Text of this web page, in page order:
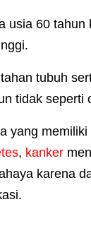
usia 60 tahun
tubuh
tidak seperti
yang
, kanker
karena